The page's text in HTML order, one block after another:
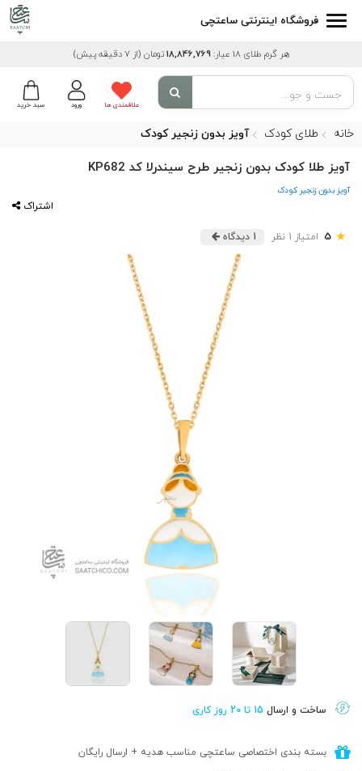
فروشگاه اینترنتی ساعتچی
هر گرم طلای 18 عیار: 18,846,769تومان (از 7 دقیقه پیش)
سبد خرید ورود علاقمندی ها
خانه طلای کودک آویز بدون زنجیر کودک
آویز طلا کودک بدون زنجیر طرح سیندرلا کد KP682
آویز بدون زنجیر کودک
اشتراک
★
5 امتیاز 1 نظر 1 دیدگاه
ساخت و ارسال 15 تا 20 روز کاری
بسته بندی اختصاصی ساعتچی مناسب هدیه + ارسال رایگان